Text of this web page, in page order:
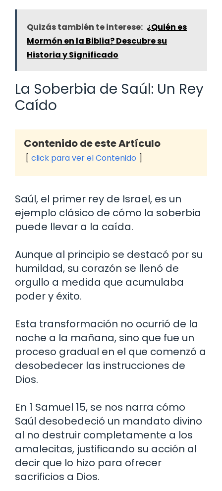
Quizás también te interese: ¿Quién es
Mormón en la Biblia? Descubre su
Historia y Significado
La Soberbia de Saúl: Un Rey
Caído
Contenido de este Artículo
click para ver el Contenido
Saúl, el primer rey de Israel, es un
ejemplo clásico de cómo la soberbia
puede llevar a la caída.
Aunque al principio se destacó por su
humildad, su corazón se llenó de
orgullo a medida que acumulaba
poder y éxito.
Esta transformación no ocurrió de la
noche a la mañana, sino que fue un
proceso gradual en el que comenzó a
desobedecer las instrucciones de
Dios.
En 1 Samuel 15, se nos narra cómo
Saúl desobedeció un mandato divino
al no destruir completamente a los
amalecitas, justificando su acción al
decir que lo hizo para ofrecer
sacrificios a Dios.